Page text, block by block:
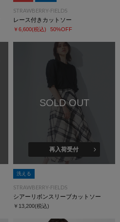
STRAWBERRY-FIELDS
レース付きカットソー
￥6,600(税込) 50%OFF
SOLD OUT
再入荷受付
洗える
STRAWBERRY-FIELDS
シアーリボンスリーブカットソー
￥13,200(税込)